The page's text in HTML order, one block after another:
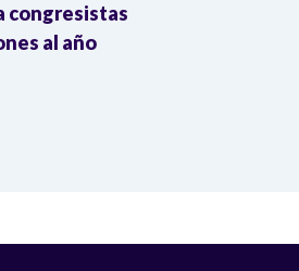
congresistas
al año